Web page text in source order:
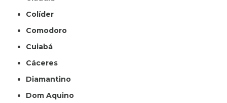
Colíder
Comodoro
Cuiabá
Cáceres
Diamantino
Dom Aquino